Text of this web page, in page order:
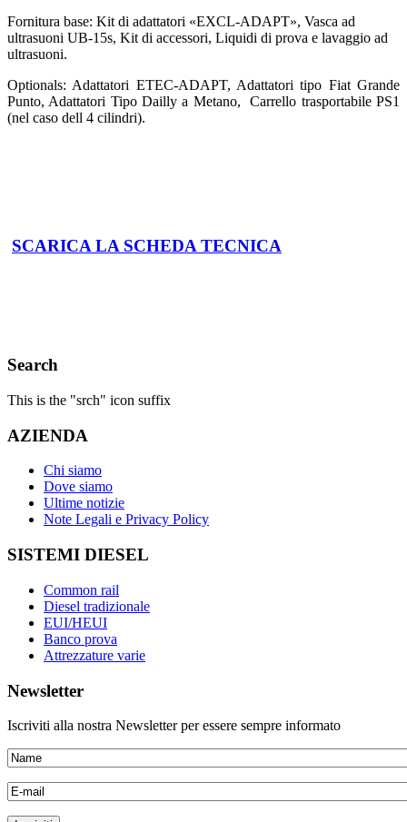
Fornitura base: Kit di adattatori «EXCL-ADAPT», Vasca ad
ultrasuoni UB-15s, Kit di accessori, Liquidi di prova e lavaggio ad
ultrasuoni.
Optionals: Adattatori ETEC-ADAPT, Adattatori tipo Fiat Grande
Punto, Adattatori Tipo Dailly a Metano, Carrello trasportabile PS1
(nel caso dell 4 cilindri).
SCARICA LA SCHEDA TECNICA
Search
This is the "srch" icon suffix
AZIENDA
Chi siamo
Dove siamo
Ultime notizie
Note Legali e Privacy Policy
SISTEMI DIESEL
Common rail
Diesel tradizionale
EUI/HEUI
Banco prova
Attrezzature varie
Newsletter
Iscriviti alla nostra Newsletter per essere sempre informato